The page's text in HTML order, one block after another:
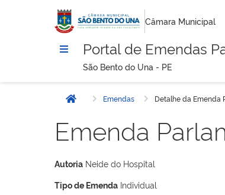
Câmara Municipal
Portal de Emendas
São Bento do Una - PE
Início Emendas Detalhe da Emenda
Emenda
Autoria Neide do Hospital
Tipo de Emenda Individual